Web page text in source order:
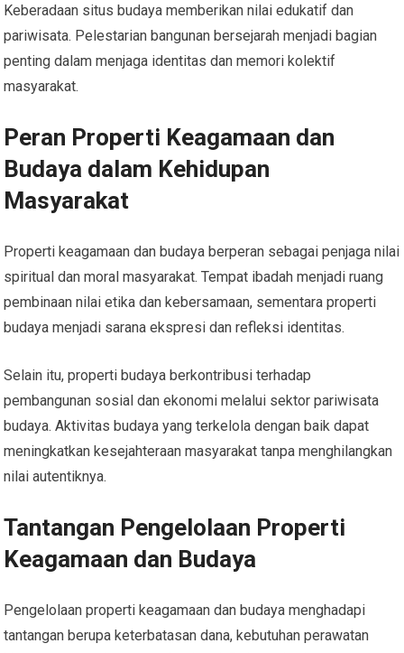
Keberadaan situs budaya memberikan nilai edukatif dan
pariwisata. Pelestarian bangunan bersejarah menjadi bagian
penting dalam menjaga identitas dan memori kolektif
masyarakat.
Peran Properti Keagamaan dan
Budaya dalam Kehidupan
Masyarakat
Properti keagamaan dan budaya berperan sebagai penjaga nilai
spiritual dan moral masyarakat. Tempat ibadah menjadi ruang
pembinaan nilai etika dan kebersamaan, sementara properti
budaya menjadi sarana ekspresi dan refleksi identitas.
Selain itu, properti budaya berkontribusi terhadap
pembangunan sosial dan ekonomi melalui sektor pariwisata
budaya. Aktivitas budaya yang terkelola dengan baik dapat
meningkatkan kesejahteraan masyarakat tanpa menghilangkan
nilai autentiknya.
Tantangan Pengelolaan Properti
Keagamaan dan Budaya
Pengelolaan properti keagamaan dan budaya menghadapi
tantangan berupa keterbatasan dana, kebutuhan perawatan